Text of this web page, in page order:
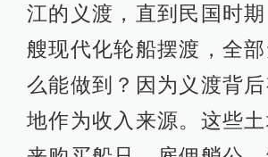
江的义渡，直到民国时
艘现代化轮船摆渡，全
么能做到？因为义渡背
地作为收入来源。这些